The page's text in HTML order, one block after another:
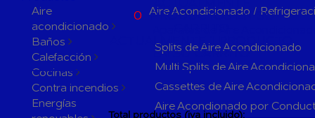
Aire
acondicionado
Baños
Calefacción
Cocinas
Contra incendios
Energías
Aire Acondicionado /
Splits de Aire Acondicionado
Multi Splits de Aire
Cassettes de Aire
Aire Acondionado por
0 PRODUCTOS EN SU
ACTUALMENTE 1 PRODUCTO
EN SU CARRITO.
Total productos (iva incluido):